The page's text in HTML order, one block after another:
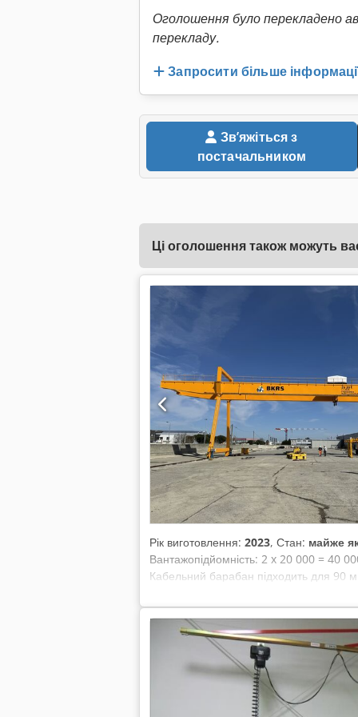
Оголошення було перекладено
перекладу.
Запросити більше
постачальником
Ці оголошення також можуть
Рік виготовлення: 2023, Стан: майже
Вантажопідйомність: 2 x 20 000 = 40
Кабельний барабан підходить для